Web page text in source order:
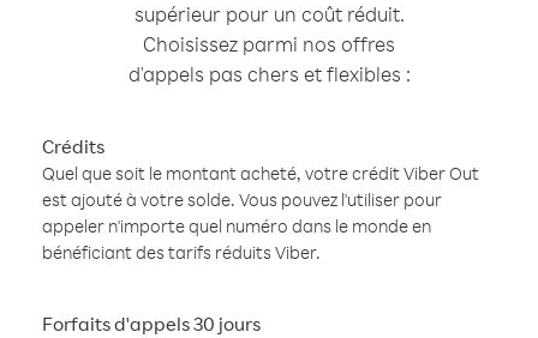
supérieur pour un coût réduit.
Choisissez parmi nos offres
d'appels pas chers et flexibles :
Crédits
Quel que soit le montant acheté, votre crédit Viber Out
est ajouté à votre solde. Vous pouvez l'utiliser pour
appeler n'importe quel numéro dans le monde en
bénéficiant des tarifs réduits Viber.
Forfaits d'appels 30 jours